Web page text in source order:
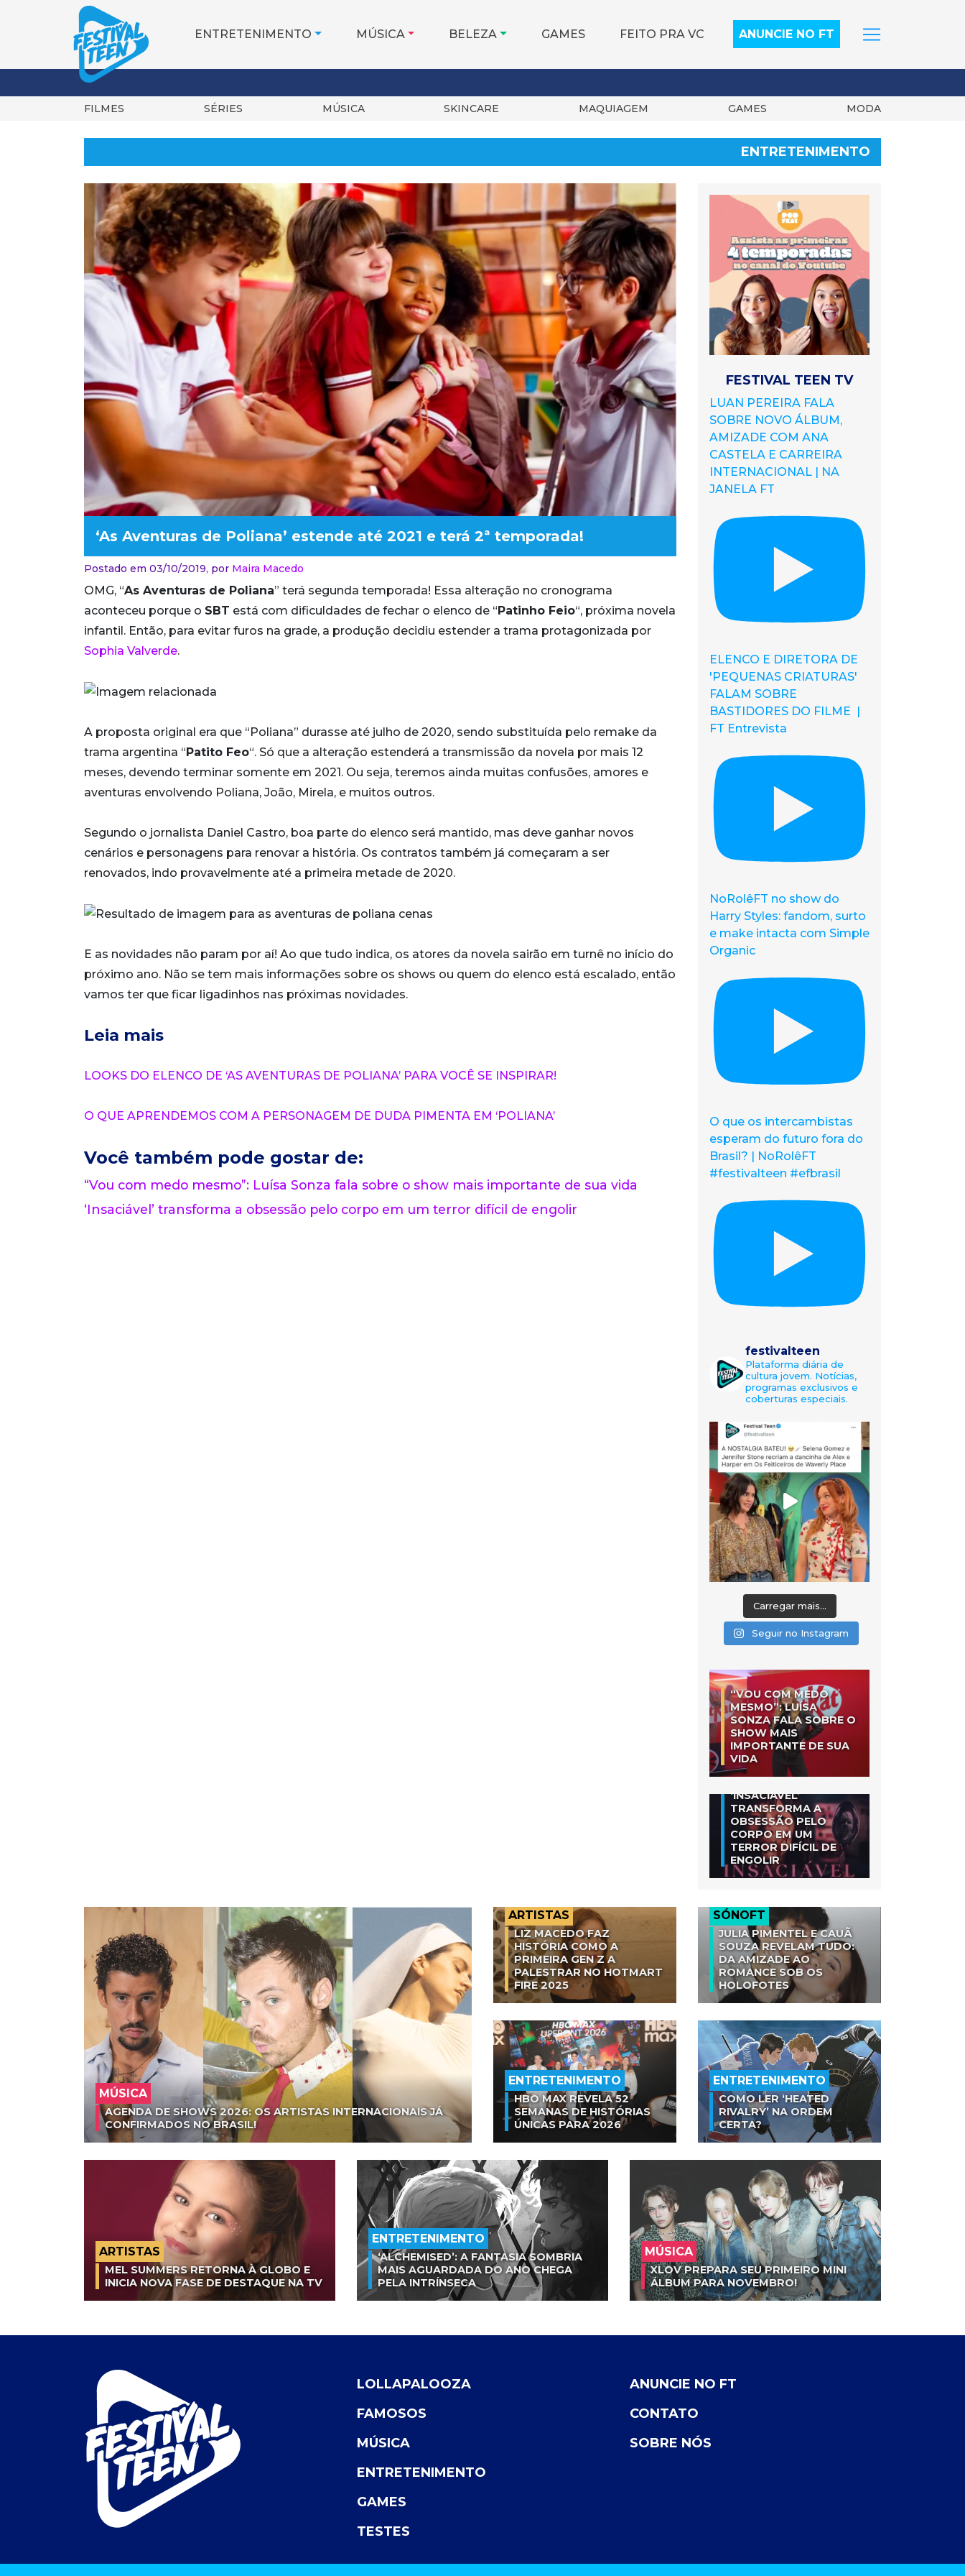
ENTRETENIMENTO MÚSICA BELEZA GAMES FEITO PRA VC ANUNCIE NO FT
FILMES SÉRIES MÚSICA SKINCARE MAQUIAGEM GAMES MODA
ENTRETENIMENTO
‘As Aventuras de Poliana’ estende até 2021 e terá 2ª temporada!
Postado em 03/10/2019, por Maira Macedo
OMG, “As Aventuras de Poliana” terá segunda temporada! Essa alteração no cronograma
aconteceu porque o SBT está com dificuldades de fechar o elenco de “ Patinho Feio“, próxima novela
infantil. Então, para evitar furos na grade, a produção decidiu estender a trama protagonizada por
Sophia Valverde.
A proposta original era que “Poliana” durasse até julho de 2020, sendo substituída pelo remake da
trama argentina “ Patito Feo“. Só que a alteração estenderá a transmissão da novela por mais 12
meses, devendo terminar somente em 2021. Ou seja, teremos ainda muitas confusões, amores e
aventuras envolvendo Poliana, João, Mirela, e muitos outros.
Segundo o jornalista Daniel Castro, boa parte do elenco será mantido, mas deve ganhar novos
cenários e personagens para renovar a história. Os contratos também já começaram a ser
renovados, indo provavelmente até a primeira metade de 2020.
E as novidades não param por aí! Ao que tudo indica, os atores da novela sairão em turnê no início do
próximo ano. Não se tem mais informações sobre os shows ou quem do elenco está escalado, então
vamos ter que ficar ligadinhos nas próximas novidades.
Leia mais
LOOKS DO ELENCO DE ‘AS AVENTURAS DE POLIANA’ PARA VOCÊ SE INSPIRAR!
O QUE APRENDEMOS COM A PERSONAGEM DE DUDA PIMENTA EM ‘POLIANA’
Você também pode gostar de:
“Vou com medo mesmo”: Luísa Sonza fala sobre o show mais importante de sua vida
‘Insaciável’ transforma a obsessão pelo corpo em um terror difícil de engolir
FESTIVAL TEEN TV
LUAN PEREIRA FALA
SOBRE NOVO ÁLBUM,
AMIZADE COM ANA
CASTELA E CARREIRA
INTERNACIONAL | NA
JANELA FT
ELENCO E DIRETORA DE
'PEQUENAS CRIATURAS'
FALAM SOBRE
BASTIDORES DO FILME |
FT Entrevista
NoRolêFT no show do
Harry Styles: fandom, surto
e make intacta com Simple
Organic
O que os intercambistas
esperam do futuro fora do
Brasil? | NoRolêFT
#festivalteen #efbrasil
festivalteen
Plataforma diária de
cultura jovem. Notícias,
programas exclusivos e
coberturas especiais.
Carregar mais...
Seguir no Instagram
“VOU COM MEDO
MESMO”: LUÍSA
SONZA FALA SOBRE O
SHOW MAIS
IMPORTANTE DE SUA
VIDA
‘INSACIÁVEL’
TRANSFORMA A
OBSESSÃO PELO
CORPO EM UM
TERROR DIFÍCIL DE
ENGOLIR
MÚSICA
AGENDA DE SHOWS 2026: OS ARTISTAS INTERNACIONAIS JÁ
CONFIRMADOS NO BRASIL!
ARTISTAS
LIZ MACEDO FAZ
HISTÓRIA COMO A
PRIMEIRA GEN Z A
PALESTRAR NO HOTMART
FIRE 2025
SÓNOFT
JULIA PIMENTEL E CAUÃ
SOUZA REVELAM TUDO:
DA AMIZADE AO
ROMANCE SOB OS
HOLOFOTES
ENTRETENIMENTO
HBO MAX REVELA 52
SEMANAS DE HISTÓRIAS
ÚNICAS PARA 2026
ENTRETENIMENTO
COMO LER ‘HEATED
RIVALRY’ NA ORDEM
CERTA?
ARTISTAS
MEL SUMMERS RETORNA À GLOBO E
INICIA NOVA FASE DE DESTAQUE NA TV
ENTRETENIMENTO
‘ALCHEMISED’: A FANTASIA SOMBRIA
MAIS AGUARDADA DO ANO CHEGA
PELA INTRÍNSECA
MÚSICA
XLOV PREPARA SEU PRIMEIRO MINI
ÁLBUM PARA NOVEMBRO!
LOLLAPALOOZA
FAMOSOS
MÚSICA
ENTRETENIMENTO
GAMES
TESTES
ANUNCIE NO FT
CONTATO
SOBRE NÓS